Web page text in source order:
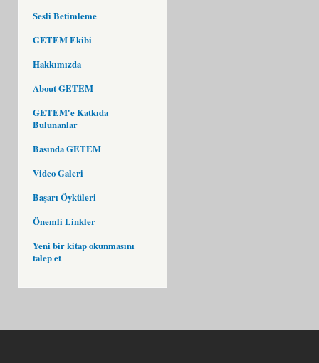
Sesli Betimleme
GETEM Ekibi
Hakkımızda
About GETEM
GETEM'e Katkıda
Bulunanlar
Basında GETEM
Video Galeri
Başarı Öyküleri
Önemli Linkler
Yeni bir kitap okunmasını
talep et